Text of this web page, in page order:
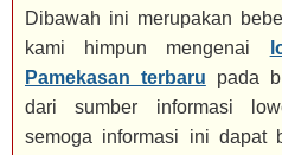
Dibawah ini merupakan
kami himpun mengenai
Pamekasan terbaru pada
dari sumber informasi
semoga informasi ini dapat